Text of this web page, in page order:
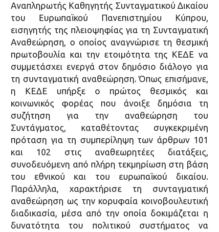
Αναπληρωτής Καθηγητής Συνταγματικού Δικαίου
του Ευρωπαϊκού Πανεπιστημίου Κύπρου,
εισηγητής της πλειοψηφίας για τη Συνταγματική
Αναθεώρηση, ο οποίος αναγνώρισε τη θεσμική
πρωτοβουλία και την ετοιμότητα της ΚΕΔΕ να
συμμετάσχει ενεργά στον δημόσιο διάλογο για
τη συνταγματική αναθεώρηση. Όπως επισήμανε,
η ΚΕΔΕ υπήρξε ο πρώτος θεσμικός και
κοινωνικός φορέας που άνοιξε δημόσια τη
συζήτηση για την αναθεώρηση του
Συντάγματος, καταθέτοντας συγκεκριμένη
πρόταση για τη συμπερίληψη των άρθρων 101
και 102 στις αναθεωρητέες διατάξεις,
συνοδευόμενη από πλήρη τεκμηρίωση στη βάση
του εθνικού και του ευρωπαϊκού δικαίου.
Παράλληλα, χαρακτήρισε τη συνταγματική
αναθεώρηση ως την κορυφαία κοινοβουλευτική
διαδικασία, μέσα από την οποία δοκιμάζεται η
δυνατότητα του πολιτικού συστήματος να